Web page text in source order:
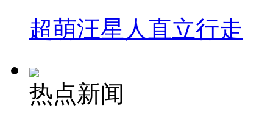
超萌汪星人直立行走
热点新闻